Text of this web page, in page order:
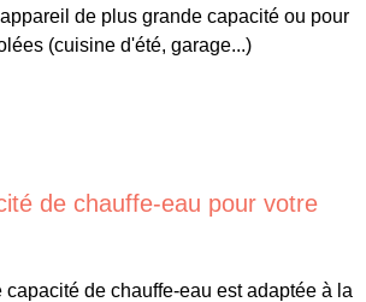
de plus grande capacité ou pour
(cuisine d'été, garage...)
de chauffe-eau pour votre
capacité de chauffe-eau est adaptée à la